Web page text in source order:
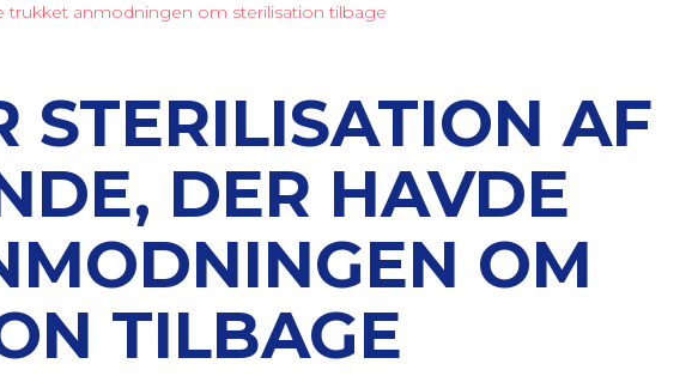
trukket anmodningen om sterilisation tilbage
STERILISATION AF
DER HAVDE
OM
TILBAGE